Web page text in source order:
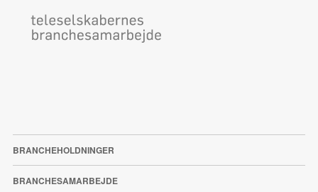
BRANCHEHOLDNINGER
BRANCHESAMARBEJDE